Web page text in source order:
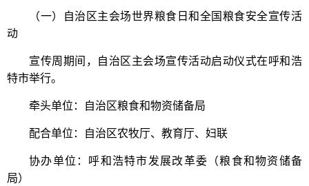
（一）自治区主会场世界粮食日和全国粮食安全宣传活
动
宣传周期间，自治区主会场宣传活动启动仪式在呼和浩
特市举行。
牵头单位：自治区粮食和物资储备局
配合单位：自治区农牧厅、教育厅、妇联
协办单位：呼和浩特市发展改革委（粮食和物资储备
局）